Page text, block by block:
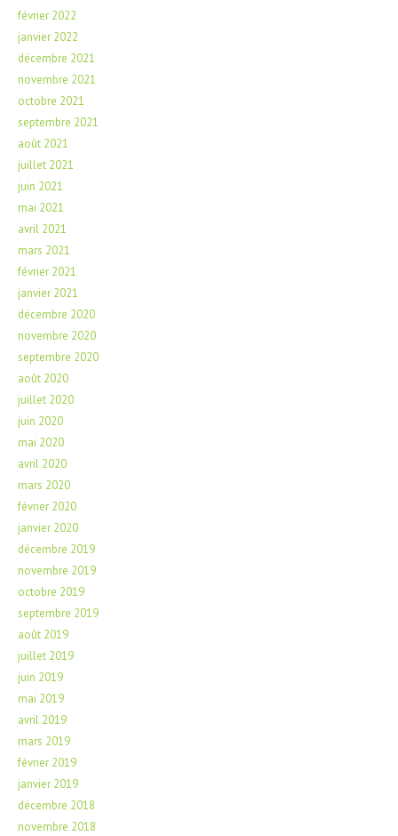
février 2022
janvier 2022
décembre 2021
novembre 2021
octobre 2021
septembre 2021
août 2021
juillet 2021
juin 2021
mai 2021
avril 2021
mars 2021
février 2021
janvier 2021
décembre 2020
novembre 2020
septembre 2020
août 2020
juillet 2020
juin 2020
mai 2020
avril 2020
mars 2020
février 2020
janvier 2020
décembre 2019
novembre 2019
octobre 2019
septembre 2019
août 2019
juillet 2019
juin 2019
mai 2019
avril 2019
mars 2019
février 2019
janvier 2019
décembre 2018
novembre 2018